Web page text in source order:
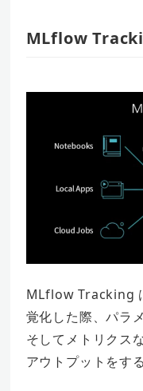
MLflow
MLflow Tracking
覚化した際、パラ
そしてメトリクス
アウトプットをす